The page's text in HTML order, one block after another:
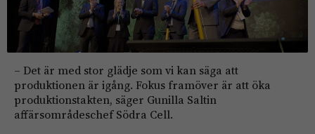
– Det är med stor glädje som vi kan säga att
produktionen är igång. Fokus framöver är att öka
produktionstakten, säger Gunilla Saltin
affärsområdeschef Södra Cell.